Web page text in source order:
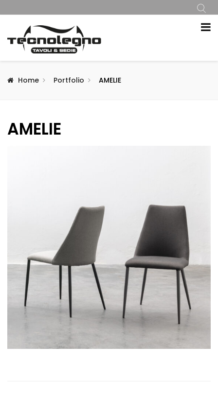
Home Portfolio AMELIE
AMELIE